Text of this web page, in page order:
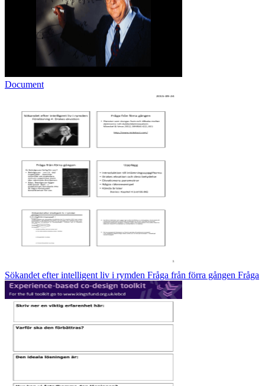
Document
Sökandet efter intelligent liv i rymden Fråga från förra gången Fråga